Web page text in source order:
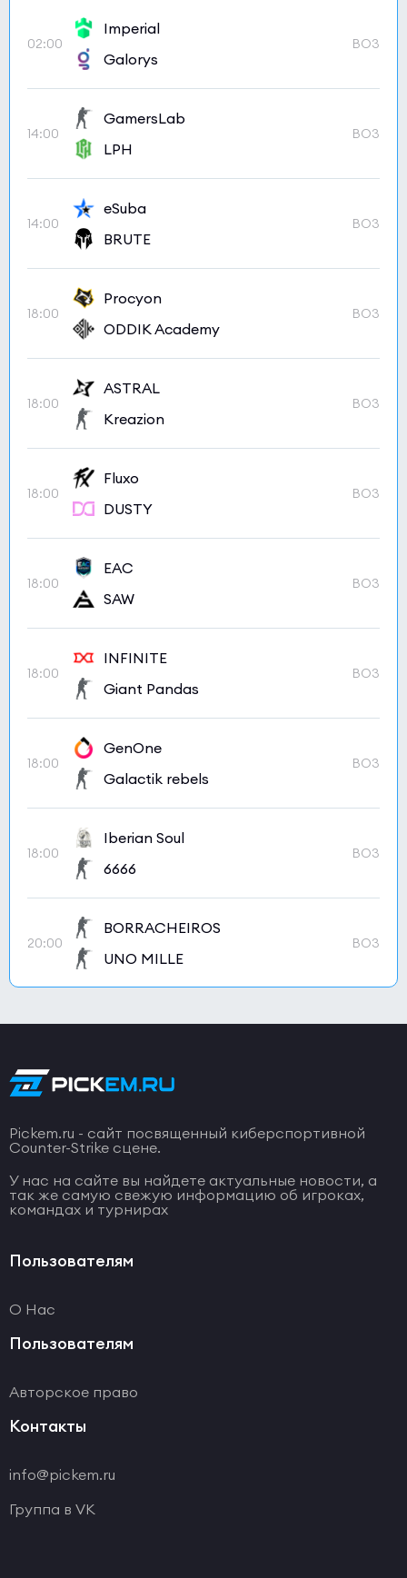
02:00
Imperial
Galorys
BO3
14:00
GamersLab
LPH
BO3
14:00
eSuba
BRUTE
BO3
18:00
Procyon
ODDIK Academy
BO3
18:00
ASTRAL
Kreazion
BO3
18:00
Fluxo
DUSTY
BO3
18:00
EAC
SAW
BO3
18:00
INFINITE
Giant Pandas
BO3
18:00
GenOne
Galactik rebels
BO3
18:00
Iberian Soul
6666
BO3
20:00
BORRACHEIROS
UNO MILLE
BO3
Pickem.ru - сайт посвященный киберспортивной
Counter-Strike сцене.
У нас на сайте вы найдете актуальные новости, а
так же самую свежую информацию об игроках,
командах и турнирах
Пользователям
О Нас
Пользователям
Авторское право
Контакты
info@pickem.ru
Группа в VK